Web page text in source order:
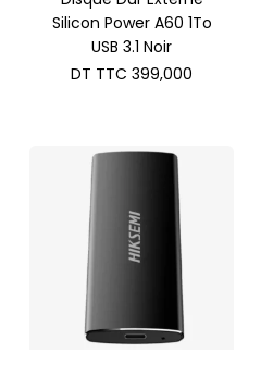
Silicon Power A60 1To
USB 3.1 Noir
DT TTC 399,000